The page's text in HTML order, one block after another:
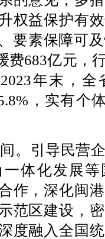
权益保护有
要素保障可
费683亿元，
年末，
，实有个
。引导民营
体化发展
作，深化闽
范区建设，
度融入全国